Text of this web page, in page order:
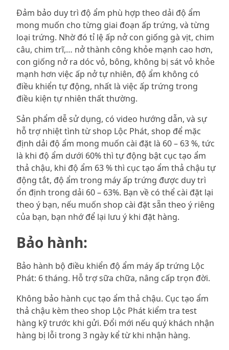
Đảm bảo duy trì độ ẩm phù hợp theo dải độ ẩm
mong muốn cho từng giai đoạn ấp trứng, và từng
loại trứng. Nhờ đó tỉ lệ ấp nở con giống gà vịt, chim
câu, chim trĩ,… nở thành công khỏe mạnh cao hơn,
con giống nở ra dóc vỏ, bông, không bị sát vỏ khỏe
mạnh hơn việc ấp nở tự nhiên, độ ẩm không có
điều khiển tự động, nhất là việc ấp trứng trong
điều kiện tự nhiên thất thường.
Sản phẩm dễ sử dụng, có video hướng dẫn, và sự
hỗ trợ nhiệt tình từ shop Lộc Phát, shop để mặc
định dải độ ẩm mong muốn cài đặt là 60 – 63 %, tức
là khi độ ẩm dưới 60% thì tự động bật cục tạo ẩm
thả chậu, khi độ ẩm 63 % thì cục tạo ẩm thả chậu tự
động tắt, độ ẩm trong máy ấp trứng được duy trì
ổn định trong dải 60 – 63%. Bạn về có thể cài đặt lại
theo ý bạn, nếu muốn shop cài đặt sẵn theo ý riêng
của bạn, bạn nhớ để lại lưu ý khi đặt hàng.
Bảo hành:
Bảo hành bộ điều khiển độ ẩm máy ấp trứng Lộc
Phát: 6 tháng. Hỗ trợ sữa chữa, nâng cấp trọn đời.
Không bảo hành cục tạo ẩm thả chậu. Cục tạo ẩm
thả chậu kèm theo shop Lộc Phát kiểm tra test
hàng kỹ trước khi gửi. Đổi mới nếu quý khách nhận
hàng bị lỗi trong 3 ngày kể từ khi nhận hàng.